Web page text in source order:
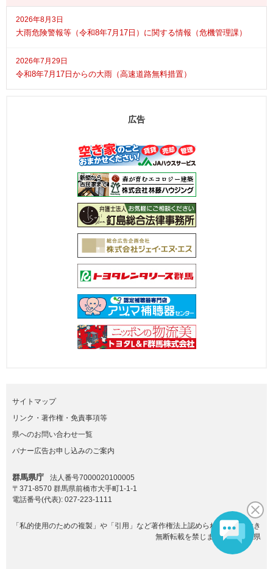
2026年8月3日
大雨危険警報等（令和8年7月17日）に関する情報（危機管理課）
2026年7月29日
令和8年7月17日からの大雨（高速道路無料措置）
広告
サイトマップ
リンク・著作権・免責事項等
県へのお問い合わせ一覧
バナー広告お申し込みのご案内
群馬県庁
法人番号7000020100005
〒371-8570 群馬県前橋市大手町1-1-1
電話番号(代表): 027-223-1111
「私的使用のための複製」や「引用」など著作権法上認められた場合を除き
無断転載を禁じます。(C)群馬県